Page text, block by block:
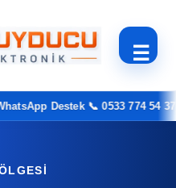
☰
Destek 📞 0533 774 54 37